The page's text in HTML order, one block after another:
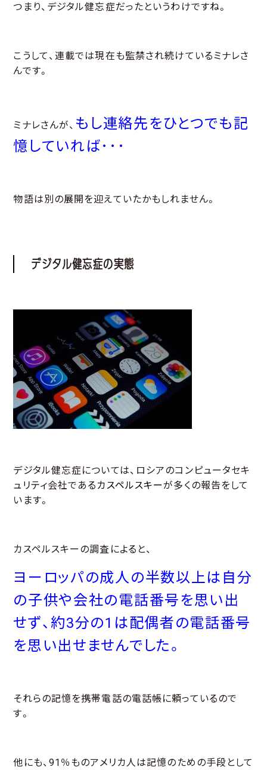
つまり、デジタル健忘症だったというわけですね。
こうして、連載では現在も監禁され続けているミナレさ
んです。
ミナレさんが、 もし連絡先をひとつでも記
憶していれば･･･
物語は別の展開を迎えていたかもしれません。
デジタル健忘症の実態
デジタル健忘症については、ロシアのコンピュータセキ
ュリティ会社である カスペルスキーが多くの報告をして
います。
カスペルスキーの調査によると、
ヨーロッパの成人の半数以上は自分
の子供や会社の電話番号を思い出
せず、約3分の1は配偶者の電話番号
を思い出せませんでした。
それらの記憶を携帯電話の電話帳に頼っているので
す。
他にも、91％ものアメリカ人は記憶のための手段として